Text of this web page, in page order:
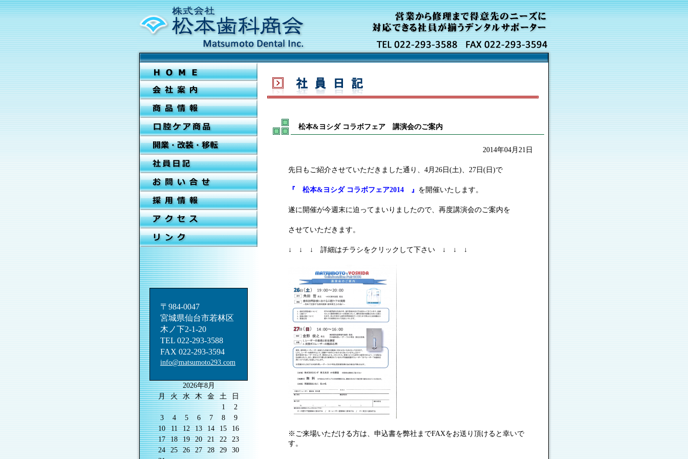
〒984-0047
宮城県仙台市若林区
木ノ下2-1-20
TEL 022-293-3588
FAX 022-293-3594
info@matsumoto293.com
2026年8月
月
火 水 木 金 土
日
1
2
3
4 5 6 7 8
9
10
11 12 13 14 15
16
17
18 19 20 21 22
23
24
25 26 27 28 29
30
松本&ヨシダ コラボフェア 講演会のご案内
2014年04月21日
先日もご紹介させていただきました通り、4月26日(土)、27日(日)で
『 松本&ヨシダ コラボフェア2014 』 を開催いたします。
遂に開催が今週末に迫ってまいりましたので、再度講演会のご案内を
させていただきます。
↓ ↓ ↓ 詳細はチラシをクリックして下さい ↓ ↓ ↓
※ご来場いただける方は、申込書を弊社までFAXをお送り頂けると幸いで
す。